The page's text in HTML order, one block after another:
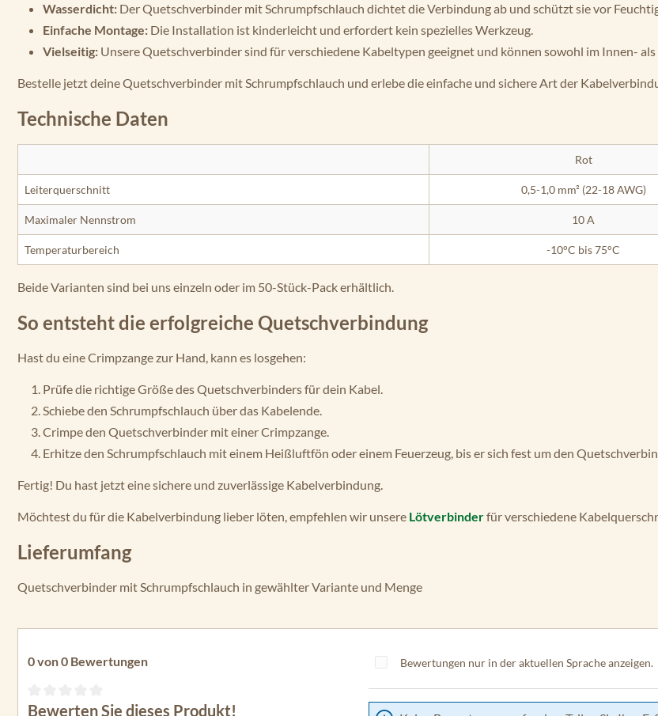
Wasserdicht: Der Quetschverbinder mit Schrumpfschlauch dichtet die Verbindung ab und schützt sie vor
Einfache Montage: Die Installation ist kinderleicht und erfordert kein spezielles Werkzeug.
Vielseitig: Unsere Quetschverbinder sind für verschiedene Kabeltypen geeignet und können sowohl im Innen-
Bestelle jetzt deine Quetschverbinder mit Schrumpfschlauch und erlebe die einfache und sichere Art der
Technische Daten
Rot
Leiterquerschnitt 0,5-1,0 mm² (22-18 AWG)
Maximaler Nennstrom 10 A
Temperaturbereich -10°C bis 75°C
Beide Varianten sind bei uns einzeln oder im 50-Stück-Pack erhältlich.
So entsteht die erfolgreiche Quetschverbindung
Hast du eine Crimpzange zur Hand, kann es losgehen:
Prüfe die richtige Größe des Quetschverbinders für dein Kabel.
Schiebe den Schrumpfschlauch über das Kabelende.
Crimpe den Quetschverbinder mit einer Crimpzange.
Erhitze den Schrumpfschlauch mit einem Heißluftfön oder einem Feuerzeug, bis er sich fest um den
Fertig! Du hast jetzt eine sichere und zuverlässige Kabelverbindung.
Möchtest du für die Kabelverbindung lieber löten, empfehlen wir unsere Lötverbinderfür verschiedene
Lieferumfang
Quetschverbinder mit Schrumpfschlauch in gewählter Variante und Menge
0 von 0 Bewertungen
Durchschnittliche Bewertung von 0 von 5 Sternen
Bewerten Sie dieses Produkt!
Bewertungen nur in der aktuellen Sprache anzeigen.